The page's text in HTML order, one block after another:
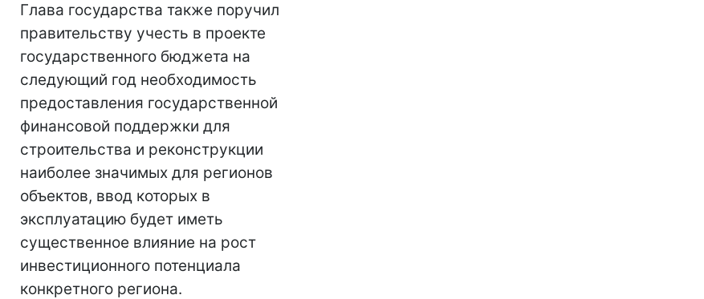
Глава государства также поручил
правительству учесть в проекте
государственного бюджета на
следующий год необходимость
предоставления государственной
финансовой поддержки для
строительства и реконструкции
наиболее значимых для регионов
объектов, ввод которых в
эксплуатацию будет иметь
существенное влияние на рост
инвестиционного потенциала
конкретного региона.